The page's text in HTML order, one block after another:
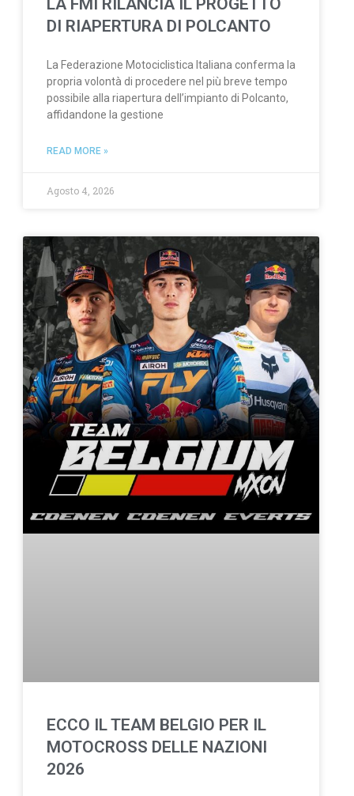
LA FMI RILANCIA IL PROGETTO
DI RIAPERTURA DI POLCANTO
La Federazione Motociclistica Italiana conferma la
propria volontà di procedere nel più breve tempo
possibile alla riapertura dell’impianto di Polcanto,
affidandone la gestione
READ MORE »
Agosto 4, 2026
ECCO IL TEAM BELGIO PER IL
MOTOCROSS DELLE NAZIONI
2026